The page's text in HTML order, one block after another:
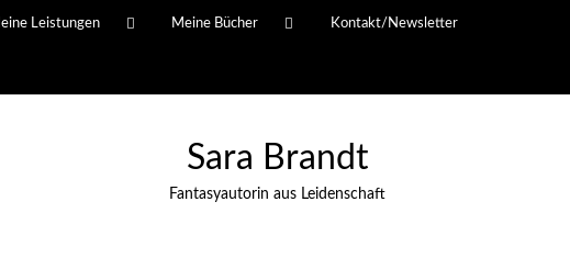
Leistungen Meine Bücher Kontakt/Newsletter
Sara Brandt
Fantasyautorin aus Leidenschaft